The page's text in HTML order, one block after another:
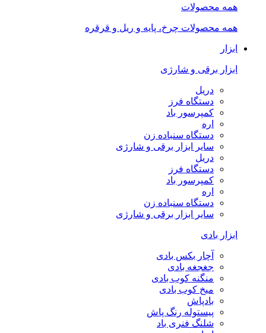
همه محصولات
همه محصولات چرخ، پایه و ریل و قرقره
ابزار
ابزار برقی و شارژی
دریل
دستگاه فرز
کمپرسور باد
اره
دستگاه سنباده زن
سایر ابزار برقی و شارژی
دریل
دستگاه فرز
کمپرسور باد
اره
دستگاه سنباده زن
سایر ابزار برقی و شارژی
ابزار بادی
آچار بکس بادی
جغجغه بادی
منگنه کوب بادی
میخ کوب بادی
بادپاش
پیستوله رنگ پاش
شلنگ فنری باد